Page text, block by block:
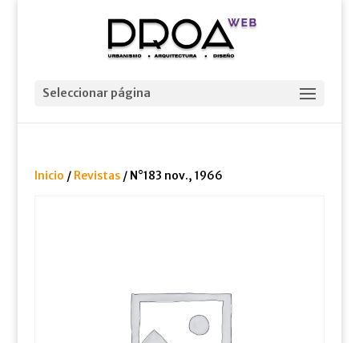
Seleccionar página
Inicio / Revistas/ N°183 nov., 1966